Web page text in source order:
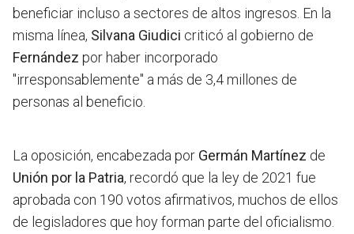
beneficiar incluso a sectores de altos ingresos. En la
misma línea, Silvana Giudici criticó al gobierno de
Fernández por haber incorporado
"irresponsablemente" a más de 3,4 millones de
personas al beneficio.
La oposición, encabezada por Germán Martínez de
Unión por la Patria, recordó que la ley de 2021 fue
aprobada con 190 votos afirmativos, muchos de ellos
de legisladores que hoy forman parte del oficialismo